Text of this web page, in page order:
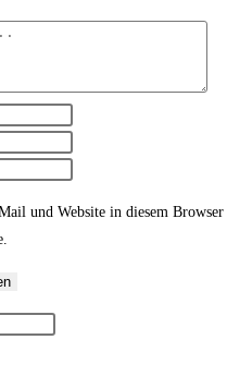
und Website in diesem Browser